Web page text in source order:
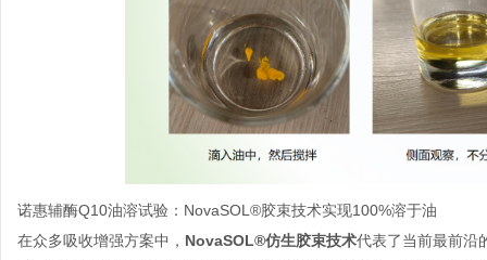
诺惠辅酶Q10油溶试验：NovaSOL®胶束技术实现100%溶于油
在众多吸收增强方案中， NovaSOL®仿生胶束技术代表了当前最前沿